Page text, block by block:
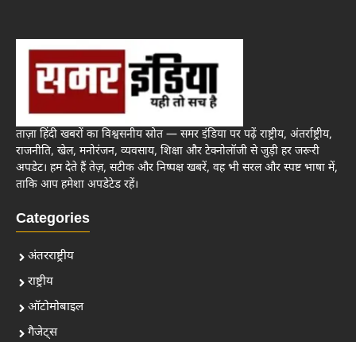
ताज़ा हिंदी खबरों का विश्वसनीय स्रोत — समर इंडिया पर पढ़ें राष्ट्रीय, अंतर्राष्ट्रीय,
राजनीति, खेल, मनोरंजन, व्यवसाय, शिक्षा और टेक्नोलॉजी से जुड़ी हर जरूरी
अपडेट। हम देते हैं तेज़, सटीक और निष्पक्ष खबरें, वह भी सरल और स्पष्ट भाषा में,
ताकि आप हमेशा अपडेटेड रहें।
Categories
अंतरराष्ट्रीय
राष्ट्रीय
ऑटोमोबाइल
गैजेट्स